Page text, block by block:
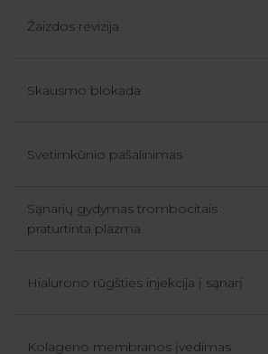
Žaizdos revizija
Skausmo blokada
Svetimkūnio pašalinimas
Sąnarių gydymas trombocitais
praturtinta plazma
Hialurono rūgšties injekcija į sąnarį
Kolageno membranos įvedimas